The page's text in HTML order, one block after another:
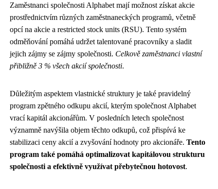
Zaměstnanci společnosti Alphabet mají možnost získat akcie
prostřednictvím různých zaměstnaneckých programů, včetně
opcí na akcie a restricted stock units (RSU). Tento systém
odměňování pomáhá udržet talentované pracovníky a sladit
jejich zájmy se zájmy společnosti. Celkově zaměstnanci vlastní
přibližně 3 % všech akcií společnosti.
Důležitým aspektem vlastnické struktury je také pravidelný
program zpětného odkupu akcií, kterým společnost Alphabet
vrací kapitál akcionářům. V posledních letech společnost
významně navýšila objem těchto odkupů, což přispívá ke
stabilizaci ceny akcií a zvyšování hodnoty pro akcionáře. Tento
program také pomáhá optimalizovat kapitálovou strukturu
společnosti a efektivně využívat přebytečnou hotovost.